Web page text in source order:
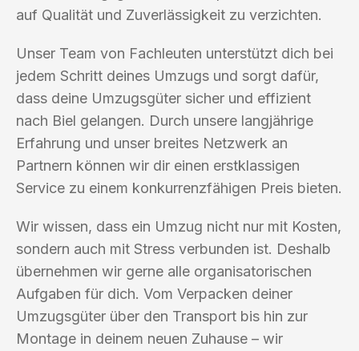
auf Qualität und Zuverlässigkeit zu verzichten.
Unser Team von Fachleuten unterstützt dich bei
jedem Schritt deines Umzugs und sorgt dafür,
dass deine Umzugsgüter sicher und effizient
nach Biel gelangen. Durch unsere langjährige
Erfahrung und unser breites Netzwerk an
Partnern können wir dir einen erstklassigen
Service zu einem konkurrenzfähigen Preis bieten.
Wir wissen, dass ein Umzug nicht nur mit Kosten,
sondern auch mit Stress verbunden ist. Deshalb
übernehmen wir gerne alle organisatorischen
Aufgaben für dich. Vom Verpacken deiner
Umzugsgüter über den Transport bis hin zur
Montage in deinem neuen Zuhause – wir